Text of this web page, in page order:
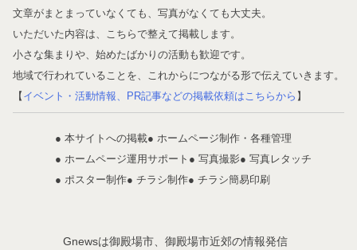
文章がまとまっていなくても、写真がなくても大丈夫。
いただいた内容は、こちらで整えて掲載します。
小さな集まりや、始めたばかりの活動も歓迎です。
地域で行われていることを、これからにつながる形で伝えていきます。
【 イベント・活動情報、PR記事などの掲載依頼はこちらから 】
● 本サイトへの掲載● ホームページ制作・各種管理
● ホームページ運用サポート ● 写真撮影● 写真レタッチ
● ポスター制作● チラシ制作● チラシ簡易印刷
Gnewsは御殿場市、御殿場市近郊の情報発信